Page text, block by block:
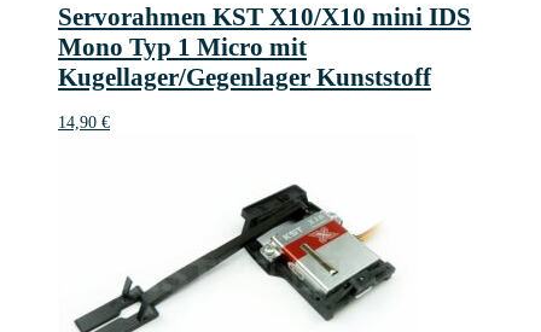
Servorahmen KST X10/X10 mini IDS
Mono Typ 1 Micro mit
Kugellager/Gegenlager Kunststoff
14,90 €